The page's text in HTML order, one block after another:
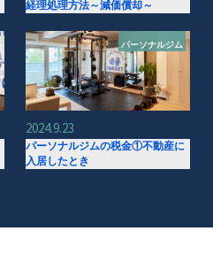
経理処理方法～減価償却～
パーソナルジム
2024.9.23
パーソナルジムの税金①不動産に
入居したとき